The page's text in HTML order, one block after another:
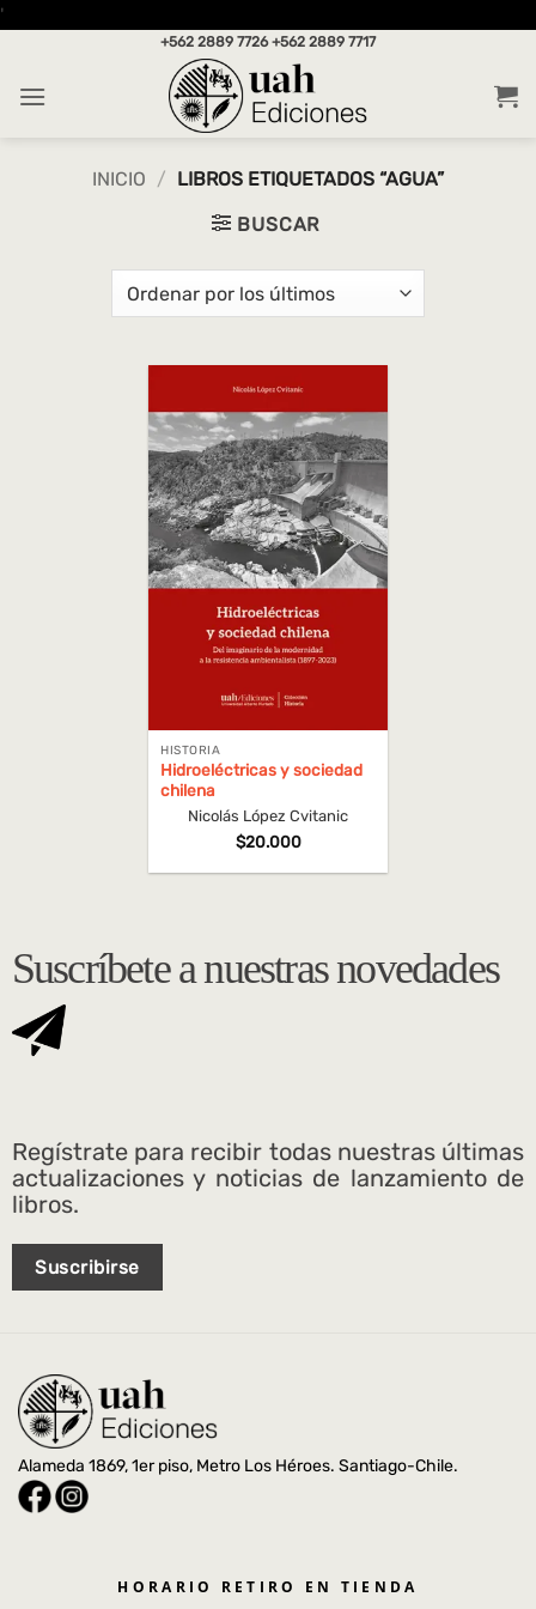
'Saltar
+562 2889 7726 +562 2889 7717
INICIO / LIBROS ETIQUETADOS “AGUA”
BUSCAR
HISTORIA
Hidroeléctricas y sociedad
chilena
Nicolás López Cvitanic
$20.000
Suscríbete a nuestras novedades
Regístrate para recibir todas nuestras últimas
actualizaciones y noticias de lanzamiento de
libros.
Suscribirse
Alameda 1869, 1er piso, Metro Los Héroes. Santiago-Chile.
HORARIO RETIRO EN TIENDA